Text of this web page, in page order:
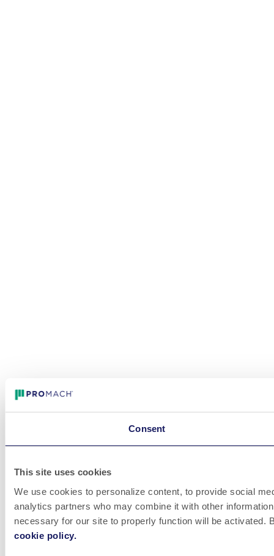
Consent
This site uses cookies
We use cookies to personalize content, to provide social
analytics partners who may combine it with other
necessary for our site to properly function will be
cookie policy.